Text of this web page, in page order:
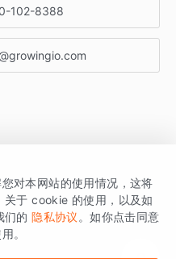
102-8388
的品牌，核心平台为 GrowingIO
。
对本网站的使用情况，这将
关于 cookie 的使用，以及如
们的 隐私协议 。如你点击同意
。